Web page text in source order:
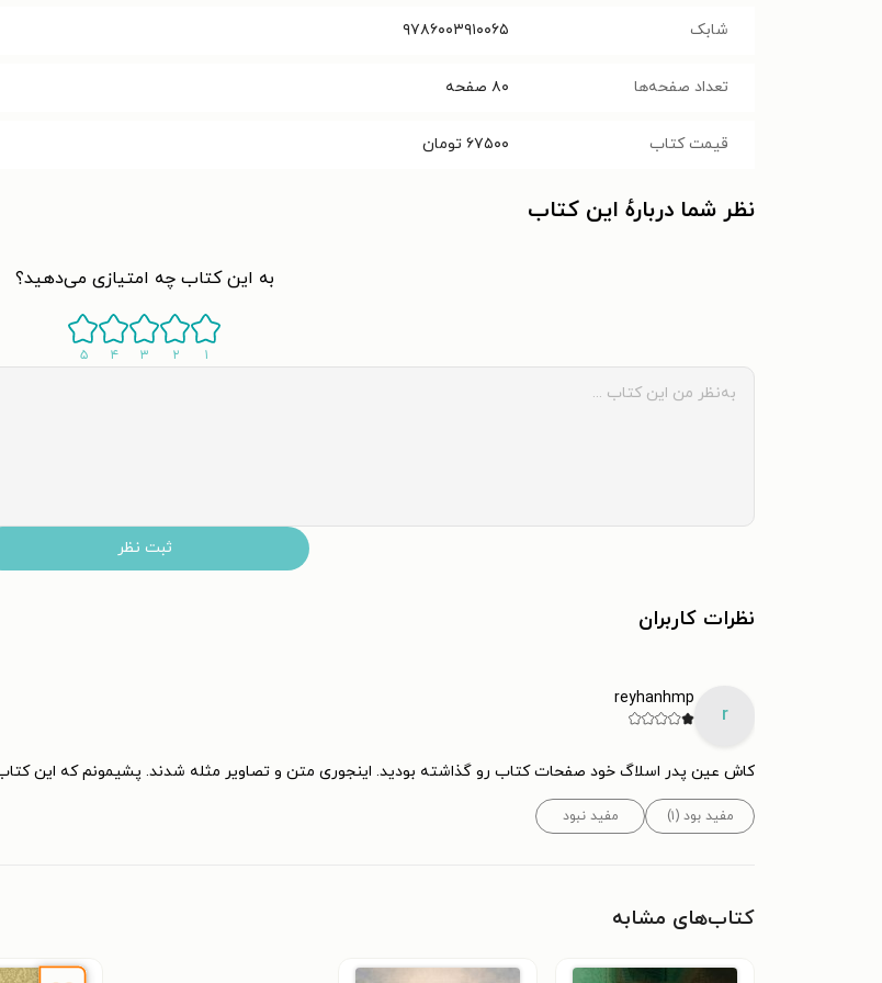
شابک ۹۷۸۶۰۰۳۹۱۰۰۶۵
تعداد صفحه‌ها ۸۰ صفحه
قیمت کتاب ۶۷۵۰۰ تومان
نظر شما دربارهٔ این کتاب
به این کتاب چه امتیازی می‌دهید؟
۱ ۲ ۳ ۴ ۵
ثبت نظر
نظرات کاربران
r
reyhanhmp
کاش عین پدر اسلاگ خود صفحات کتاب رو گذاشته بودید. اینجوری متن و تصاویر مثله شدند. پشیمونم که این کتاب
مفید بود (۱) مفید نبود
کتاب‌های مشابه